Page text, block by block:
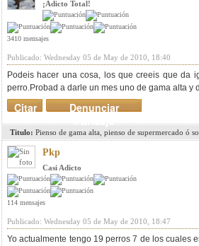
¡Adicto Total!
3410 mensajes
Publicado: Wednesday 05 de May de 2010, 18:40
Podeis hacer una cosa, los que creeis que da
perro.Probad a darle un mes uno de gama alta y
Denunciar
mensaje
Citar
Titulo: Pienso de gama alta, pienso de supermercado ó
Pkp
Casi Adicto
114 mensajes
Publicado: Wednesday 05 de May de 2010, 18:47
Yo actualmente tengo 19 perros 7 de los cuales